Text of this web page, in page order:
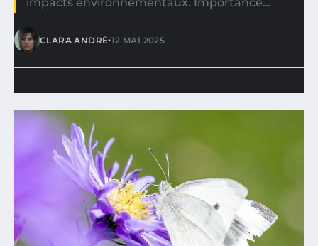
CLARA ANDRÉ•12 MAI 2025